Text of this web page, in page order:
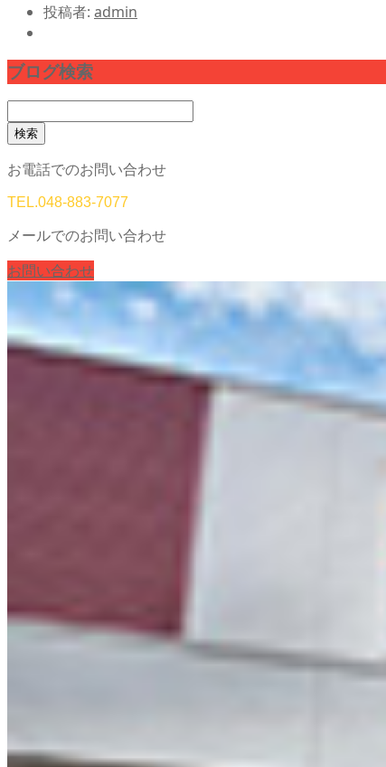
投稿者: admin
ブログ検索
索:
お電話でのお問い合わせ
TEL.048-883-7077
メールでのお問い合わせ
お問い合わせ